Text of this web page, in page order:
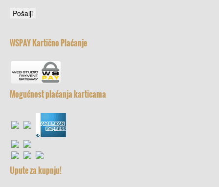
WSPAY Kartično Plaćanje
Mogućnost plaćanja karticama
Upute za kupnju!